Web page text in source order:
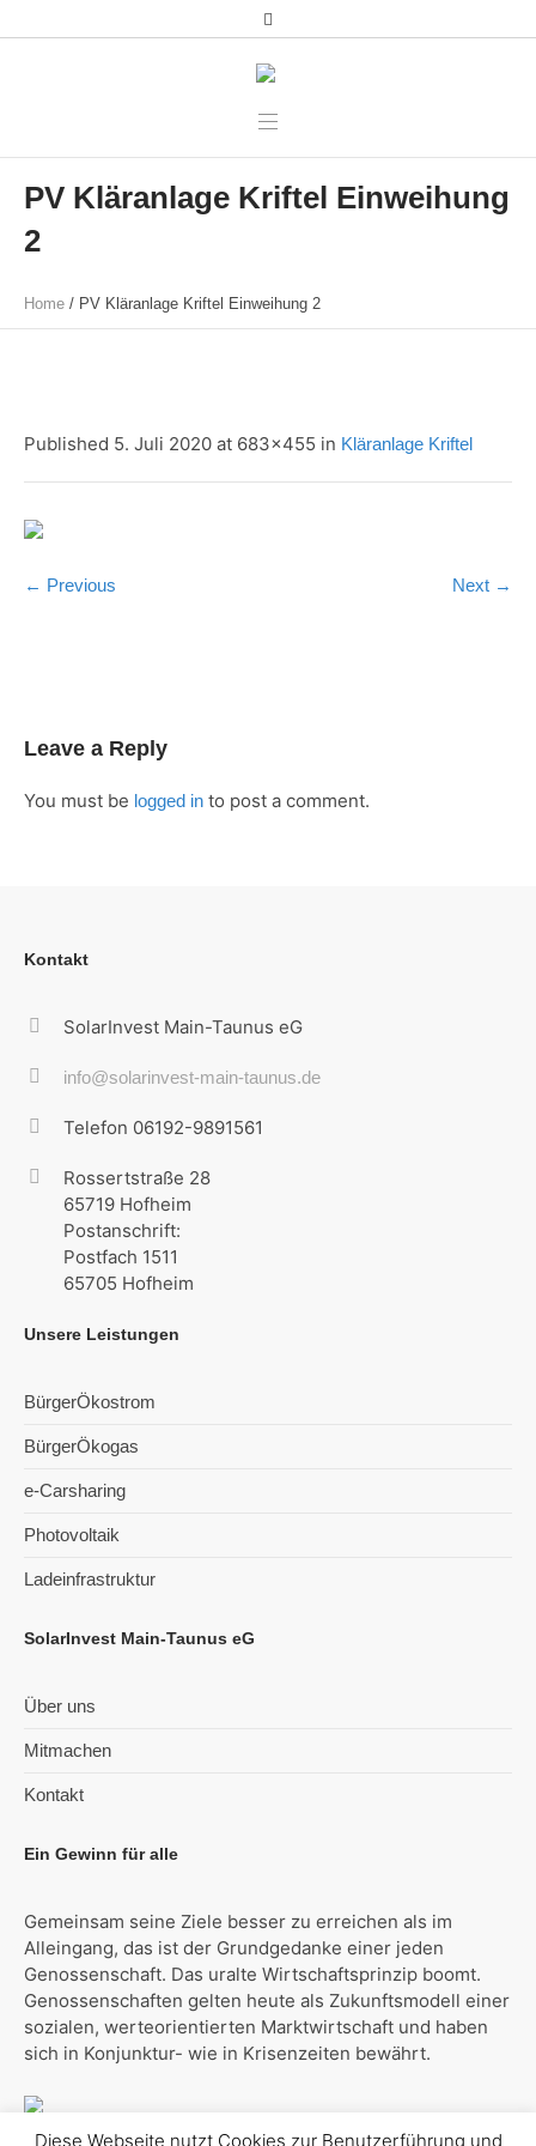
PV Kläranlage Kriftel Einweihung
2
Home / PV Kläranlage Kriftel Einweihung 2
Published 5. Juli 2020 at 683×455 in Kläranlage Kriftel
← Previous Next →
Leave a Reply
You must be logged in to post a comment.
Kontakt
SolarInvest Main-Taunus eG
info@solarinvest-main-taunus.de
Telefon 06192-9891561
Rossertstraße 28
65719 Hofheim
Postanschrift:
Postfach 1511
65705 Hofheim
Unsere Leistungen
BürgerÖkostrom
BürgerÖkogas
e-Carsharing
Photovoltaik
Ladeinfrastruktur
SolarInvest Main-Taunus eG
Über uns
Mitmachen
Kontakt
Ein Gewinn für alle
Gemeinsam seine Ziele besser zu erreichen als im
Alleingang, das ist der Grundgedanke einer jeden
Genossenschaft. Das uralte Wirtschaftsprinzip boomt.
Genossenschaften gelten heute als Zukunftsmodell einer
sozialen, werteorientierten Marktwirtschaft und haben
sich in Konjunktur- wie in Krisenzeiten bewährt.
Diese Webseite nutzt Cookies zur Benutzerführung und